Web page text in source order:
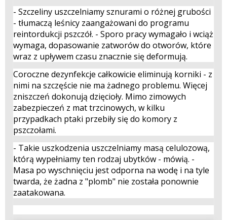
- Szczeliny uszczelniamy sznurami o różnej grubości
- tłumaczą leśnicy zaangażowani do programu
reintordukcji pszczół. - Sporo pracy wymagało i wciąż
wymaga, dopasowanie zatworów do otworów, które
wraz z upływem czasu znacznie się deformują.
Coroczne dezynfekcje całkowicie eliminują korniki - z
nimi na szczęście nie ma żadnego problemu. Więcej
zniszczeń dokonują dzięcioły. Mimo zimowych
zabezpieczeń z mat trzcinowych, w kilku
przypadkach ptaki przebiły się do komory z
pszczołami.
- Takie uszkodzenia uszczelniamy masą celulozową,
którą wypełniamy ten rodzaj ubytków - mówią. -
Masa po wyschnięciu jest odporna na wodę i na tyle
twarda, że żadna z "plomb" nie została ponownie
zaatakowana.